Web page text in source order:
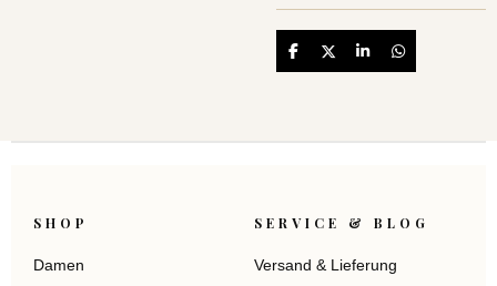
TeilenTeilenTeilenTeilen
SHOP
Damen
SERVICE & BLOG
Versand & Lieferung